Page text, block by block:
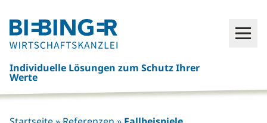
Click
here
go
back
to
Individuelle Lösungen zum Schutz Ihrer
Werte